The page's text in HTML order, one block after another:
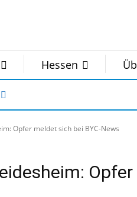
Hessen
Opfer meldet sich bei BYC-News